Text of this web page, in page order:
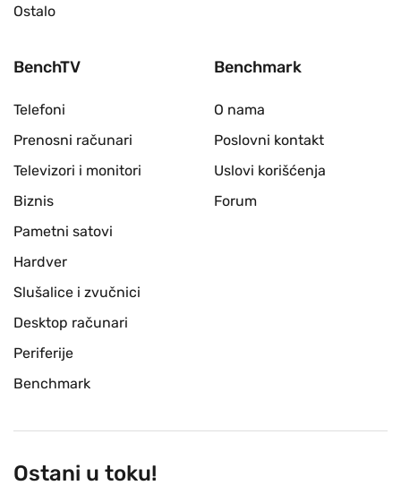
Ostalo
BenchTV
Telefoni
Prenosni računari
Televizori i monitori
Biznis
Pametni satovi
Hardver
Slušalice i zvučnici
Desktop računari
Periferije
Benchmark
Benchmark
O nama
Poslovni kontakt
Uslovi korišćenja
Forum
Ostani u toku!